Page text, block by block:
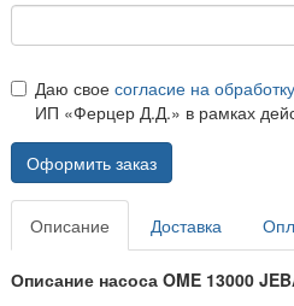
Даю свое согласие на
ИП «Ферцер Д.Д.» в рамках
Оформить заказ
Описание Доставка
Описание насоса OME 13000